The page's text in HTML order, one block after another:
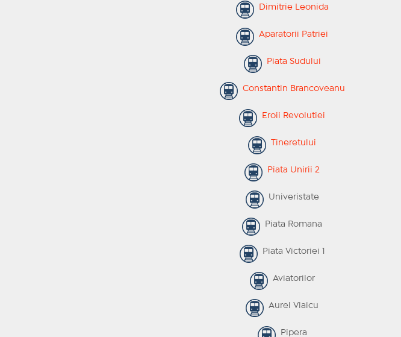
Dimitrie Leonida
Aparatorii Patriei
Piata Sudului
Constantin Brancoveanu
Eroii Revolutiei
Tineretului
Piata Unirii 2
Univeristate
Piata Romana
Piata Victoriei 1
Aviatorilor
Aurel Vlaicu
Pipera